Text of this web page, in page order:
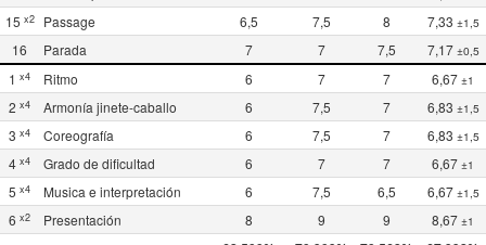
15 x2 Passage 6,5 7,5 8 7,33 ±1,5
16 Parada 7 7 7,5 7,17 ±0,5
1 x4 Ritmo 6 7 7 6,67 ±1
2 x4 Armonía jinete-caballo 6 7,5 7 6,83 ±1,5
3 x4 Coreografía 6 7,5 7 6,83 ±1,5
4 x4 Grado de dificultad 6 7 7 6,67 ±1
5 x4 Musica e interpretación 6 7,5 6,5 6,67 ±1,5
6 x2 Presentación 8 9 9 8,67 ±1